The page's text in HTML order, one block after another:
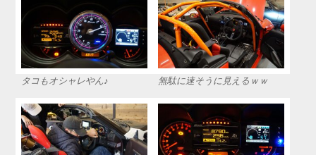
タコもオシャレやん♪ 無駄に速そうに見えるｗｗ